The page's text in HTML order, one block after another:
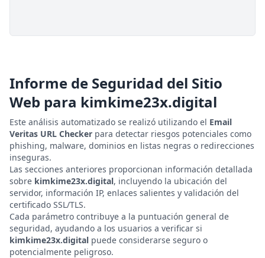
Informe de Seguridad del Sitio
Web para kimkime23x.digital
Este análisis automatizado se realizó utilizando el Email
Veritas URL Checker para detectar riesgos potenciales como
phishing, malware, dominios en listas negras o redirecciones
inseguras.
Las secciones anteriores proporcionan información detallada
sobre kimkime23x.digital, incluyendo la ubicación del
servidor, información IP, enlaces salientes y validación del
certificado SSL/TLS.
Cada parámetro contribuye a la puntuación general de
seguridad, ayudando a los usuarios a verificar si
kimkime23x.digital puede considerarse seguro o
potencialmente peligroso.